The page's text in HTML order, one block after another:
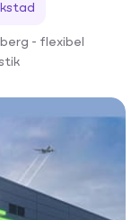
- flexibel